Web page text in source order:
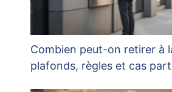
Combien peut-on retirer à
plafonds, règles et cas